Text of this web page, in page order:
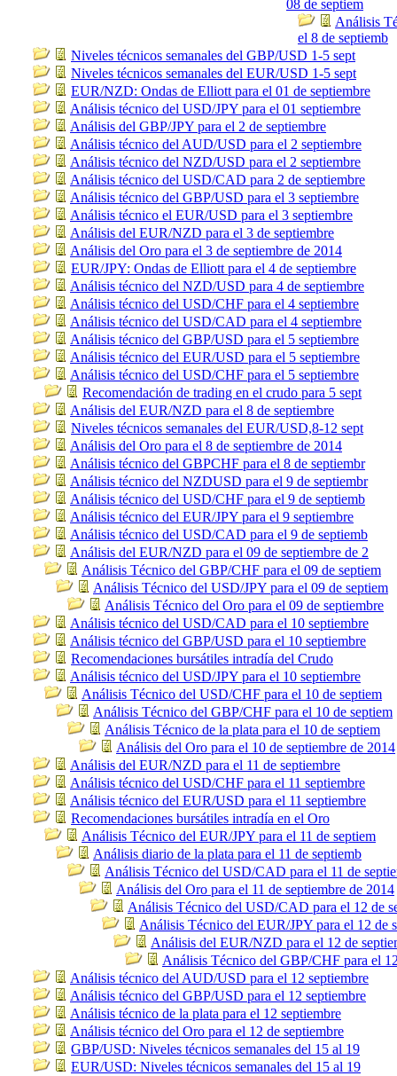
08 de septiem
Análisis
el 8 de septiemb
Niveles técnicos semanales del GBP/USD 1-5 sept
Niveles técnicos semanales del EUR/USD 1-5 sept
EUR/NZD: Ondas de Elliott para el 01 de septiembre
Análisis técnico del USD/JPY para el 01 septiembre
Análisis del GBP/JPY para el 2 de septiembre
Análisis técnico del AUD/USD para el 2 septiembre
Análisis técnico del NZD/USD para el 2 septiembre
Análisis técnico del USD/CAD para 2 de septiembre
Análisis técnico del GBP/USD para el 3 septiembre
Análisis técnico el EUR/USD para el 3 septiembre
Análisis del EUR/NZD para el 3 de septiembre
Análisis del Oro para el 3 de septiembre de 2014
EUR/JPY: Ondas de Elliott para el 4 de septiembre
Análisis técnico del NZD/USD para 4 de septiembre
Análisis técnico del USD/CHF para el 4 septiembre
Análisis técnico del USD/CAD para el 4 septiembre
Análisis técnico del GBP/USD para el 5 septiembre
Análisis técnico del EUR/USD para el 5 septiembre
Análisis técnico del USD/CHF para el 5 septiembre
Recomendación de trading en el crudo para 5 sept
Análisis del EUR/NZD para el 8 de septiembre
Niveles técnicos semanales del EUR/USD,8-12 sept
Análisis del Oro para el 8 de septiembre de 2014
Análisis técnico del GBPCHF para el 8 de septiembr
Análisis técnico del NZDUSD para el 9 de septiembr
Análisis técnico del USD/CHF para el 9 de septiemb
Análisis técnico del EUR/JPY para el 9 septiembre
Análisis técnico del USD/CAD para el 9 de septiemb
Análisis del EUR/NZD para el 09 de septiembre de 2
Análisis Técnico del GBP/CHF para el 09 de septiem
Análisis Técnico del USD/JPY para el 09 de septiem
Análisis Técnico del Oro para el 09 de septiembre
Análisis técnico del USD/CAD para el 10 septiembre
Análisis técnico del GBP/USD para el 10 septiembre
Recomendaciones bursátiles intradía del Crudo
Análisis técnico del USD/JPY para el 10 septiembre
Análisis Técnico del USD/CHF para el 10 de septiem
Análisis Técnico del GBP/CHF para el 10 de septiem
Análisis Técnico de la plata para el 10 de septiem
Análisis del Oro para el 10 de septiembre de 2014
Análisis del EUR/NZD para el 11 de septiembre
Análisis técnico del USD/CHF para el 11 septiembre
Análisis técnico del EUR/USD para el 11 septiembre
Recomendaciones bursátiles intradía en el Oro
Análisis Técnico del EUR/JPY para el 11 de septiem
Análisis diario de la plata para el 11 de septiemb
Análisis Técnico del USD/CAD para el 11 de
Análisis del Oro para el 11 de septiembre de 2014
Análisis Técnico del USD/CAD para el 12 de
Análisis Técnico del EUR/JPY para el 12 de
Análisis del EUR/NZD para el 12 de
Análisis Técnico del GBP/CHF para el
Análisis técnico del AUD/USD para el 12 septiembre
Análisis técnico del GBP/USD para el 12 septiembre
Análisis técnico de la plata para el 12 septiembre
Análisis técnico del Oro para el 12 de septiembre
GBP/USD: Niveles técnicos semanales del 15 al 19
EUR/USD: Niveles técnicos semanales del 15 al 19